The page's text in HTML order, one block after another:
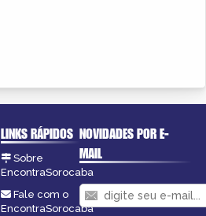
LINKS RÁPIDOS
Sobre
EncontraSorocaba
Fale com o
EncontraSorocaba
NOVIDADES POR E-
MAIL